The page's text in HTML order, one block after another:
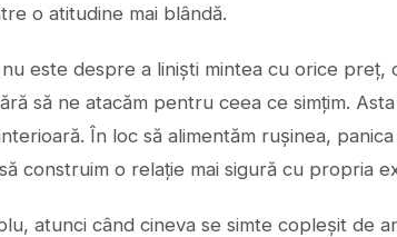
o atitudine mai blândă.
este despre a liniști mintea cu orice preț,
să ne atacăm pentru ceea ce simțim.
În loc să alimentăm rușinea,
construim o relație mai sigură cu propria
atunci când cineva se simte copleșit de